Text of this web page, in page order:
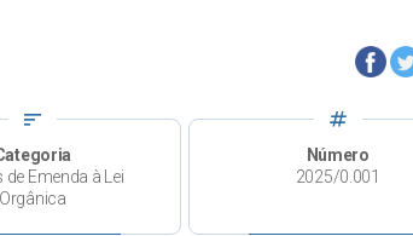
sort
Emenda à Lei
Orgânica
tag
Número
2025/0.001